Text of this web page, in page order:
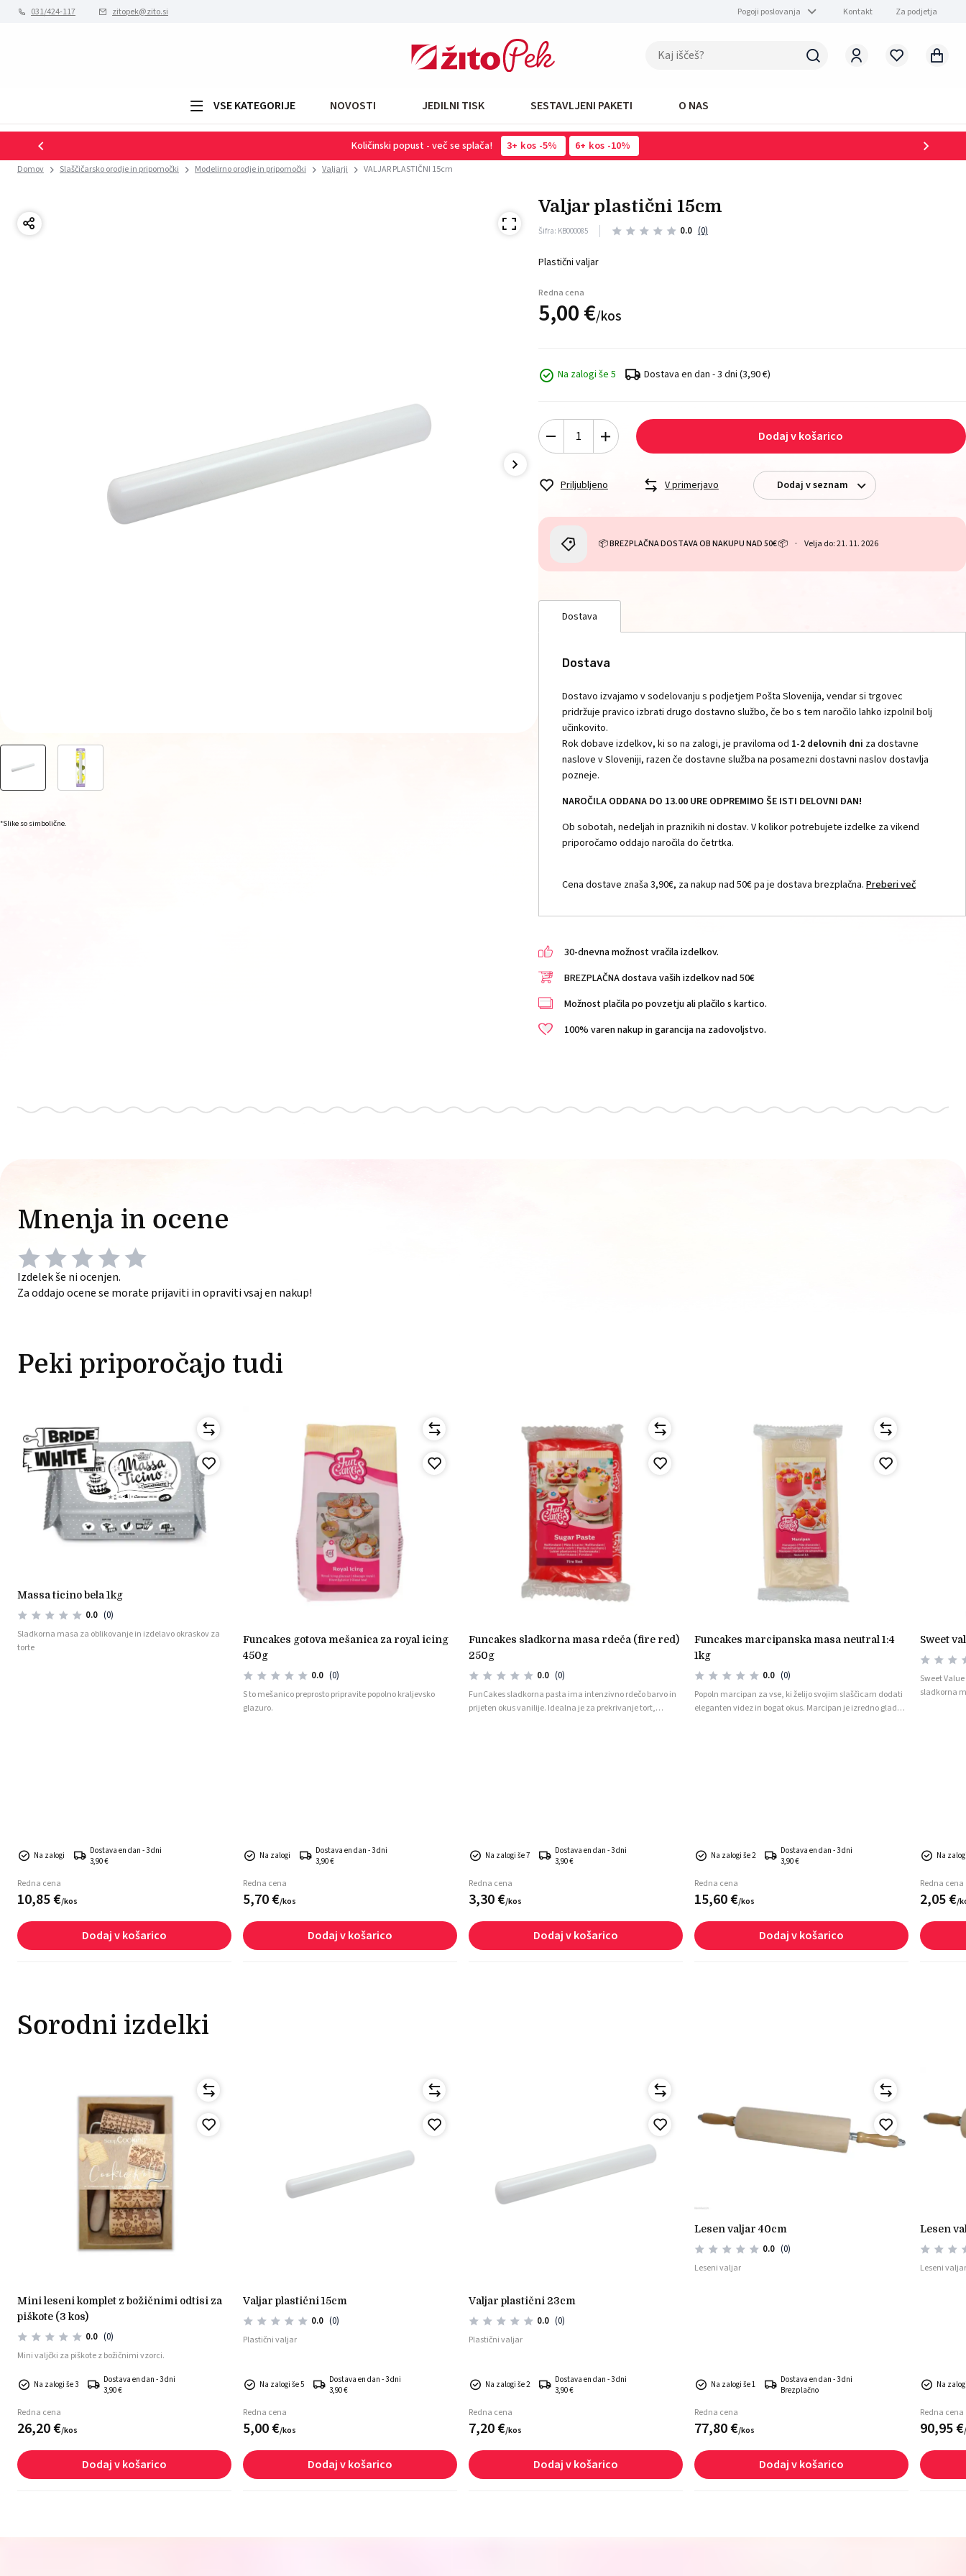
031/424-117 zitopek@zito.si Pogoji poslovanja Kontakt Za podjetja
VSE KATEGORIJE NOVOSTI JEDILNI TISK SESTAVLJENI PAKETI O NAS
Količinski popust - več se splača! 3 kos -5% 6 kos -10%
Domov Slaščičarsko orodje in pripomočki Modelirno orodje in pripomočki Valjarji VALJAR PLASTIČNI 15cm
*Slike so simbolične.
valjar plastični 15cm
Šifra: KB000085 0.0 (0)
Plastični valjar
Redna cena
5,00€/kos
Na zalogi še 5 Dostava en dan - 3 dni (3,90 €)
Dodaj v košarico
Priljubljeno V primerjavo Dodaj v seznam
📦 BREZPLAČNA DOSTAVA OB NAKUPU NAD 50€ 📦 Velja do: 21. 11. 2026
Dostava
Dostava
Dostavo izvajamo v sodelovanju s podjetjem Pošta Slovenija, vendar si trgovec
pridržuje pravico izbrati drugo dostavno službo, če bo s tem naročilo lahko izpolnil bolj
učinkovito.
Rok dobave izdelkov, ki so na zalogi, je praviloma od 1-2 delovnih dni za dostavne
naslove v Sloveniji, razen če dostavne služba na posamezni dostavni naslov dostavlja
pozneje.
NAROČILA ODDANA DO 13.00 URE ODPREMIMO ŠE ISTI DELOVNI DAN!
Ob sobotah, nedeljah in praznikih ni dostav. V kolikor potrebujete izdelke za vikend
priporočamo oddajo naročila do četrtka.
Cena dostave znaša 3,90€, za nakup nad 50€ pa je dostava brezplačna.Preberi več
30-dnevna možnost vračila izdelkov.
BREZPLAČNA dostava vaših izdelkov nad 50€
Možnost plačila po povzetju ali plačilo s kartico.
100% varen nakup in garancija na zadovoljstvo.
Mnenja in ocene
Izdelek še ni ocenjen.
Za oddajo ocene se morate prijaviti in opraviti vsaj en nakup!
Peki priporočajo tudi
massa ticino bela 1kg
0.0 (0)
Sladkorna masa za oblikovanje in izdelavo okraskov za
torte
Na zalogi
Dostava en dan - 3 dni
3,90 €
Redna cena
10,85€/kos
Dodaj v košarico
funcakes gotova mešanica za royal icing
450g
0.0 (0)
S to mešanico preprosto pripravite popolno kraljevsko
glazuro.
Na zalogi
Dostava en dan - 3 dni
3,90 €
Redna cena
5,70€/kos
Dodaj v košarico
funcakes sladkorna masa rdeča (fire red)
250g
0.0 (0)
FunCakes sladkorna pasta ima intenzivno rdečo barvo in
prijeten okus vanilije. Idealna je za prekrivanje tort,
Na zalogi še 7
Dostava en dan - 3 dni
3,90 €
Redna cena
3,30€/kos
Dodaj v košarico
funcakes marcipanska masa neutral 1:4
1kg
0.0 (0)
Popoln marcipan za vse, ki želijo svojim slaščicam dodati
eleganten videz in bogat okus. Marcipan je izredno gladek,
Na zalogi še 2
Dostava en dan - 3 dni
3,90 €
Redna cena
15,60€/kos
Dodaj v košarico
sweet
Sweet
sladkorna
Na
Redna cena
2,05€/
Sorodni izdelki
mini leseni komplet z božičnimi odtisi za
piškote (3 kos)
0.0 (0)
Mini valjčki za piškote z božičnimi vzorci.
Na zalogi še 3
Dostava en dan - 3 dni
3,90 €
Redna cena
26,20€/kos
Dodaj v košarico
valjar plastični 15cm
0.0 (0)
Plastični valjar
Na zalogi še 5
Dostava en dan - 3 dni
3,90 €
Redna cena
5,00€/kos
Dodaj v košarico
valjar plastični 23cm
0.0 (0)
Plastični valjar
Na zalogi še 2
Dostava en dan - 3 dni
3,90 €
Redna cena
7,20€/kos
Dodaj v košarico
lesen valjar 40cm
0.0 (0)
Leseni valjar
Na zalogi še 1
Dostava en dan - 3 dni
Brezplačno
Redna cena
77,80€/kos
Dodaj v košarico
lesen
Leseni valjar
Na
Redna cena
90,95€/